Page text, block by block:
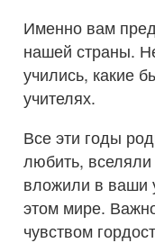
Именно вам
нашей страны.
учились, какие
учителях.
Все эти годы
любить,
вложили в ваши
этом мире.
чувством